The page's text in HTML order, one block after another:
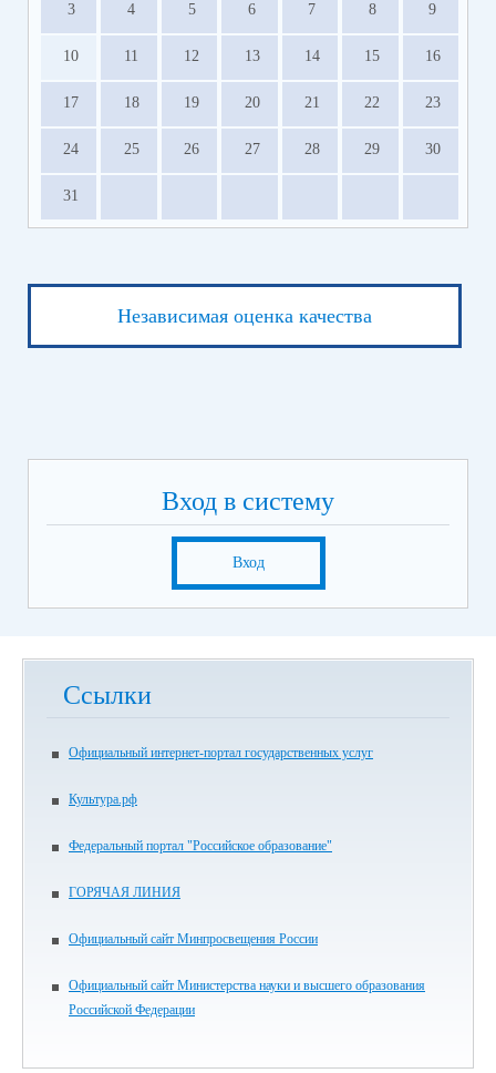
3 4 5 6 7 8 9
10 11 12 13 14 15 16
17 18 19 20 21 22 23
24 25 26 27 28 29 30
31
Независимая оценка качества
Вход в систему
Вход
Ссылки
Официальный интернет-портал государственных услуг
Культура.рф
Федеральный портал "Российское образование"
ГОРЯЧАЯ ЛИНИЯ
Официальный сайт Минпросвещения России
Официальный сайт Министерства науки и высшего образования
Российской Федерации